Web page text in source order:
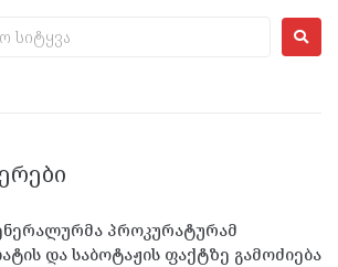
პროკურატურამ
და საბოტაჟის ფაქტზე გამოძიება